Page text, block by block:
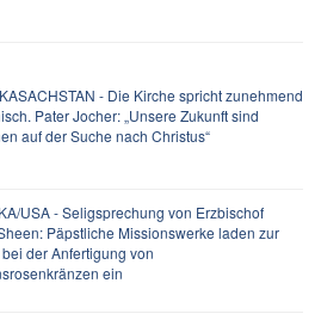
- Die Kirche spricht zunehmend
Pater Jocher: „Unsere Zukunft sind
auf der Suche nach Christus“
USA - Seligsprechung von Erzbischof
Päpstliche Missionswerke laden zur
der Anfertigung von
ein